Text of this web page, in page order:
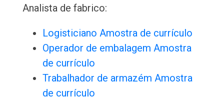
Analista de fabrico:
Logisticiano Amostra de currículo
Operador de embalagem Amostra
de currículo
Trabalhador de armazém Amostra
de currículo